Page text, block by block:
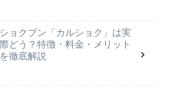
ショクブン「カルショク」は実
際どう？特徴・料金・メリット
を徹底解説